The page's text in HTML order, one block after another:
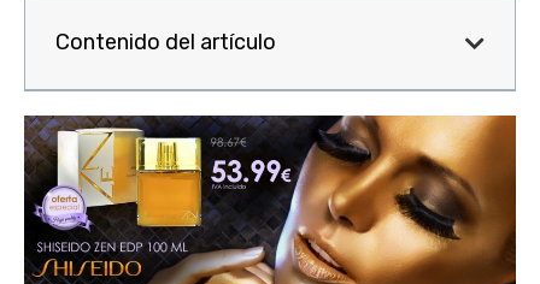
Contenido del artículo